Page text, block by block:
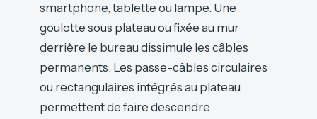
smartphone, tablette ou lampe. Une
goulotte sous plateau ou fixée au mur
derrière le bureau dissimule les câbles
permanents. Les passe-câbles circulaires
ou rectangulaires intégrés au plateau
permettent de faire descendre